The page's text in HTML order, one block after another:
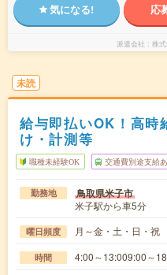
気になる! 応
派遣会社 株
未読
給与即払いOK！高時
け・計測等
職種未経験OK 交通費別途支給
勤務地 鳥取県米子市
米子駅から車5分
曜日頻度 月～金・土・日・
時間 4:00～13:009:00～